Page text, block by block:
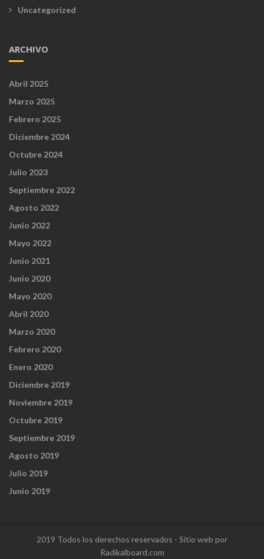
Uncategorized
ARCHIVO
Abril 2025
Marzo 2025
Febrero 2025
Diciembre 2024
Octubre 2024
Julio 2023
Septiembre 2022
Agosto 2022
Junio 2022
Mayo 2022
Junio 2021
Junio 2020
Mayo 2020
Abril 2020
Marzo 2020
Febrero 2020
Enero 2020
Diciembre 2019
Noviembre 2019
Octubre 2019
Septiembre 2019
Agosto 2019
Julio 2019
Junio 2019
2019 Todos los derechos reservados - Sitio web por
Radikalboard.com